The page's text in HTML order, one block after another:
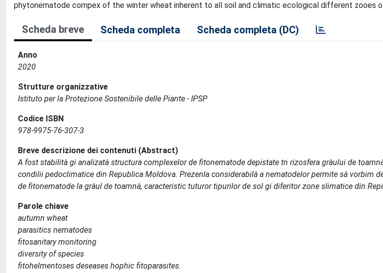
phytonematode compex of the winter wheat inherent to all soil and climatic ecological different zooes
Scheda breve Scheda completa Scheda completa (DC)
Anno
2020
Strutture organizzative
Istituto per la Protezione Sostenibile delle Piante - IPSP
Codice ISBN
978-9975-76-307-3
Breve descrizione dei contenuti (Abstract)
A fost stabilità gi analizatà structura complexelor de fitonematode depistate tn rizosfera gràului de
condilii pedoclimatice din Republica Moldova. Prezenla considerabilà a nematodelor permite sà vorbim
de fitonematode la gràul de toamnà, caracteristic tuturor tipurilor de sol gi diferitor zone slimatice din
Parole chiave
autumn wheat
parasitics nematodes
fitosanitary monitoring
diversity of species
fitohelmentoses deseases hophic fitoparasites.